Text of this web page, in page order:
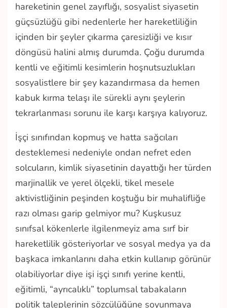
hareketinin genel zayıflığı, sosyalist siyasetin
güçsüzlüğü gibi nedenlerle her hareketliliğin
içinden bir şeyler çıkarma çaresizliği ve kısır
döngüsü halini almış durumda. Çoğu durumda
kentli ve eğitimli kesimlerin hoşnutsuzlukları
sosyalistlere bir şey kazandırmasa da hemen
kabuk kırma telaşı ile sürekli aynı şeylerin
tekrarlanması sorunu ile karşı karşıya kalıyoruz.
İşçi sınıfından kopmuş ve hatta sağcıları
desteklemesi nedeniyle ondan nefret eden
solcuların, kimlik siyasetinin dayattığı her türden
marjinallik ve yerel ölçekli, tikel mesele
aktivistliğinin peşinden koştuğu bir muhalifliğe
razı olması garip gelmiyor mu? Kuşkusuz
sınıfsal kökenlerle ilgilenmeyiz ama sırf bir
hareketlilik gösteriyorlar ve sosyal medya ya da
başkaca imkanlarını daha etkin kullanıp görünür
olabiliyorlar diye işi işçi sınıfı yerine kentli,
eğitimli, “ayrıcalıklı” toplumsal tabakaların
politik taleplerinin sözcülüğüne soyunmaya